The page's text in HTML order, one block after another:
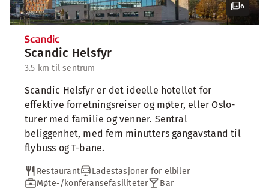
6
Scandic Helsfyr
3.5 km til sentrum
Scandic Helsfyr er det ideelle hotellet for
effektive forretningsreiser og møter, eller Oslo-
turer med familie og venner. Sentral
beliggenhet, med fem minutters gangavstand til
flybuss og T-bane.
Restaurant
Ladestasjoner for elbiler
Møte-/konferansefasiliteter
Bar